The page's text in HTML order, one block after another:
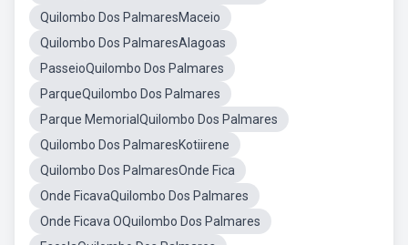
Quilombo Dos PalmaresMaceio
Quilombo Dos PalmaresAlagoas
PasseioQuilombo Dos Palmares
ParqueQuilombo Dos Palmares
Parque MemorialQuilombo Dos Palmares
Quilombo Dos PalmaresKotiirene
Quilombo Dos PalmaresOnde Fica
Onde FicavaQuilombo Dos Palmares
Onde Ficava OQuilombo Dos Palmares